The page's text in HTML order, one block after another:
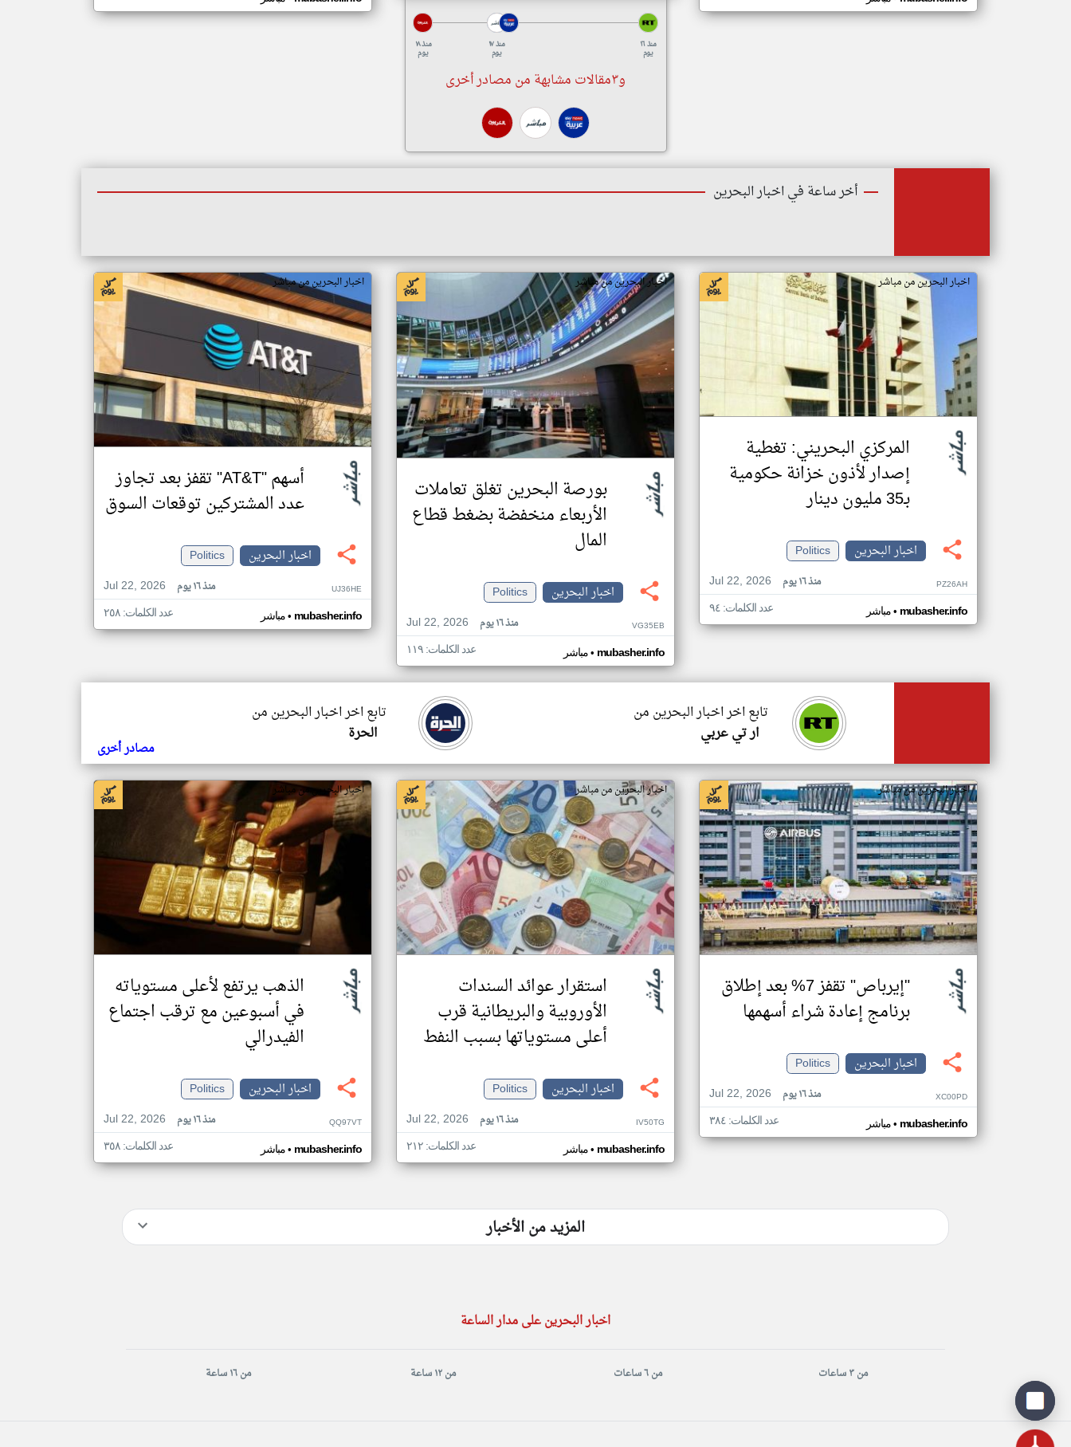
منذ ١٨
يوم
منذ ١٧
يوم
منذ ١٦
يوم
و٣مقالات مشابهة من مصادر أخرى
أخر ساعة في اخبار البحرين
اخبار البحرين من مباشر
المركزي البحريني: تغطية
إصدار لأذون خزانة حكومية
بـ35 مليون دينار
اخبار البحرين
Politics
Jul 22, 2026
منذ ١٦ يوم PZ26AH
مباشر• mubasher.info عدد الكلمات: ٩٤
اخبار البحرين من مباشر
بورصة البحرين تغلق تعاملات
الأربعاء منخفضة بضغط قطاع
المال
اخبار البحرين
Politics
Jul 22, 2026
منذ ١٦ يوم VG35EB
مباشر• mubasher.info عدد الكلمات: ١١٩
اخبار البحرين من مباشر
أسهم "AT&T" تقفز بعد تجاوز
عدد المشتركين توقعات السوق
اخبار البحرين
Politics
Jul 22, 2026
منذ ١٦ يوم UJ36HE
مباشر• mubasher.info عدد الكلمات: ٢٥٨
تابع اخر اخبار البحرين من
الحرة
تابع اخر اخبار البحرين من
ار تي عربي
مصادر أخرى
اخبار البحرين من مباشر
"إيرباص" تقفز 7% بعد إطلاق
برنامج إعادة شراء أسهمها
اخبار البحرين
Politics
Jul 22, 2026
منذ ١٦ يوم XC00PD
مباشر• mubasher.info عدد الكلمات: ٣٨٤
اخبار البحرين من مباشر
استقرار عوائد السندات
الأوروبية والبريطانية قرب
أعلى مستوياتها بسبب النفط
اخبار البحرين
Politics
Jul 22, 2026
منذ ١٦ يوم IV50TG
مباشر• mubasher.info عدد الكلمات: ٢١٢
اخبار البحرين من مباشر
الذهب يرتفع لأعلى مستوياته
في أسبوعين مع ترقب اجتماع
الفيدرالي
اخبار البحرين
Politics
Jul 22, 2026
منذ ١٦ يوم QQ97VT
مباشر• mubasher.info عدد الكلمات: ٣٥٨
المزيد من الأخبار
اخبار البحرين على مدار الساعة
من ٣ ساعات من ٦ ساعات من ١٢ ساعة من ١٦ ساعة